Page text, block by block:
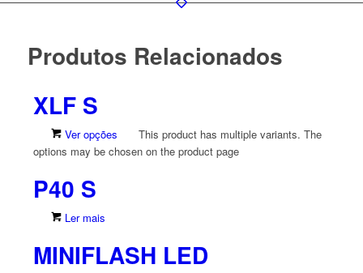
Produtos Relacionados
XLF S
Ver opções
This product has multiple variants. The
options may be chosen on the product page
P40 S
Ler mais
MINIFLASH LED